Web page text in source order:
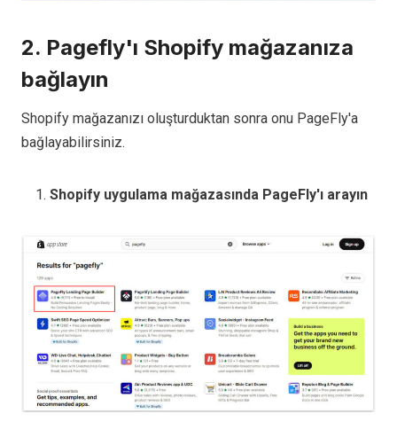
2. Pagefly'ı Shopify mağazanıza
bağlayın
Shopify mağazanızı oluşturduktan sonra onu PageFly'a
bağlayabilirsiniz.
Shopify uygulama mağazasında PageFly'ı arayın